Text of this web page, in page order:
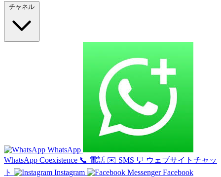
チャネル
WhatsApp
WhatsApp Coexistence 📞 電話 ✉️ SMS 💬 ウェブサイトチャッ
ト
Instagram
Facebook